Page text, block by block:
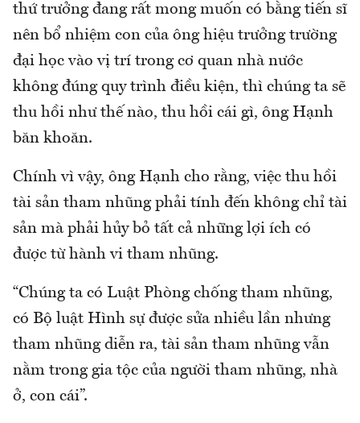
thứ trưởng đang rất mong muốn có bằng tiến sĩ
nên bổ nhiệm con của ông hiệu trưởng trường
đại học vào vị trí trong cơ quan nhà nước
không đúng quy trình điều kiện, thì chúng ta sẽ
thu hồi như thế nào, thu hồi cái gì, ông Hạnh
băn khoăn.
Chính vì vậy, ông Hạnh cho rằng, việc thu hồi
tài sản tham nhũng phải tính đến không chỉ tài
sản mà phải hủy bỏ tất cả những lợi ích có
được từ hành vi tham nhũng.
“Chúng ta có Luật Phòng chống tham nhũng,
có Bộ luật Hình sự được sửa nhiều lần nhưng
tham nhũng diễn ra, tài sản tham nhũng vẫn
nằm trong gia tộc của người tham nhũng, nhà
ở, con cái”.